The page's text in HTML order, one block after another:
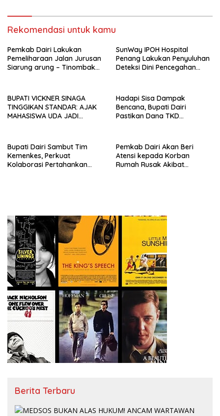
Rekomendasi untuk kamu
Pemkab Dairi Lakukan
Pemeliharaan Jalan Jurusan
Siarung arung – Tinombak
SunWay IPOH Hospital
Penang Lakukan Penyuluhan
Deteksi Dini Pencegahan
BUPATI VICKNER SINAGA
TINGGIKAN STANDAR: AJAK
MAHASISWA UDA JADI
LUNTUR ZAMAN
Hadapi Sisa Dampak
Bencana, Bupati Dairi
Pastikan Dana TKD
Bupati Dairi Sambut Tim
Kemenkes, Perkuat
Kolaborasi Pertahankan
Pemkab Dairi Akan Beri
Atensi kepada Korban
Rumah Rusak Akibat
Berita Terbaru